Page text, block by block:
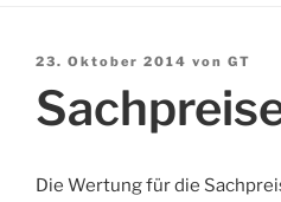
Veröffentlicht
23. Oktober 2014 von GT
Die Wertung für die